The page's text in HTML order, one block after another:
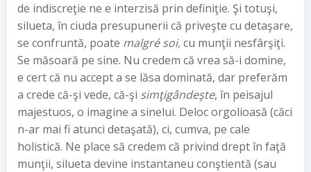
de indiscreţie ne e interzisă prin definiţie. Şi totuşi,
silueta, în ciuda presupunerii că priveşte cu detaşare,
se confruntă, poate malgré soi,cu munţii nesfârşiţi.
Se măsoară pe sine. Nu credem că vrea să-i domine,
e cert că nu accept a se lăsa dominată, dar preferăm
a crede că-şi vede, că-şi simţigândeşte, în peisajul
majestuos, o imagine a sinelui. Deloc orgolioasă (căci
n-ar mai fi atunci detaşată), ci, cumva, pe cale
holistică. Ne place să credem că privind drept în faţă
munţii, silueta devine instantaneu conştientă (sau